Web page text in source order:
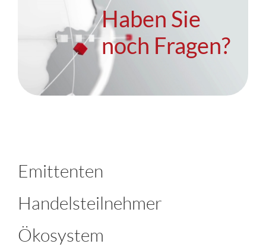
Haben Sie
noch Fragen?
Emittenten
Handelsteilnehmer
Ökosystem